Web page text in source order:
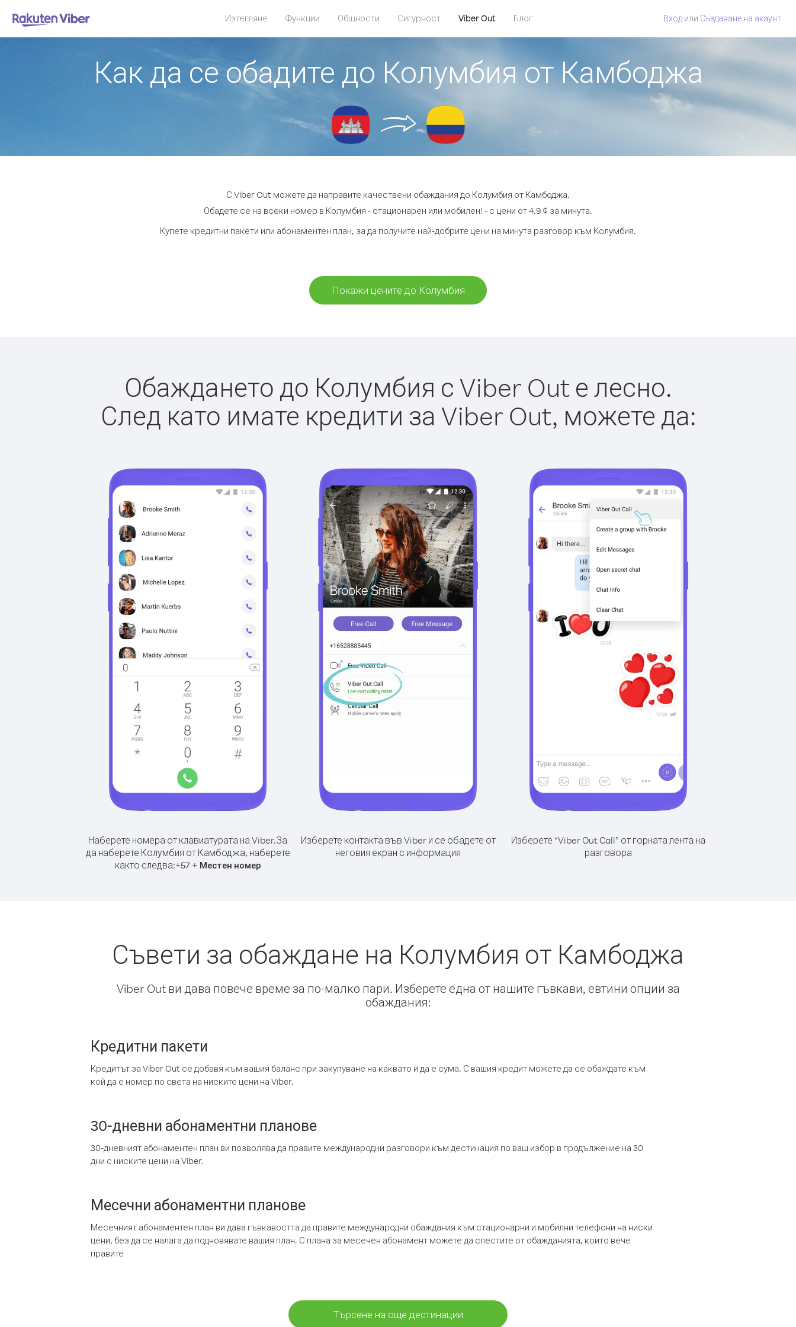
Изтегляне Функции Общности Сигурност Viber Out Блог Вход или Създаване на акаунт
Как да се обадите до Колумбия от Камбоджа
С Viber Out можете да направите качествени обаждания до Колумбия от Камбоджа.
Обадете се на всеки номер в Колумбия - стационарен или мобилен! - с цени от 4.9 ¢ за минута.
Купете кредитни пакети или абонаментен план, за да получите най-добрите цени на минута разговор към Колумбия.
Покажи цените до Колумбия
Обаждането до Колумбия с Viber Out е лесно.
След като имате кредити за Viber Out, можете да:
Наберете номера от клавиатурата на Viber.За
да наберете Колумбия от Камбоджа, наберете
както следва:+57+ Местен номер
Изберете контакта във Viber и се обадете от
неговия екран с информация
Изберете “Viber Out Call” от горната лента на
разговора
Съвети за обаждане на Колумбия от Камбоджа
Viber Out ви дава повече време за по-малко пари. Изберете една от нашите гъвкави, евтини опции за
обаждания:
Кредитни пакети
Кредитът за Viber Out се добавя към вашия баланс при закупуване на каквато и да е сума. С вашия кредит можете да се обаждате към
кой да е номер по света на ниските цени на Viber.
30-дневни абонаментни планове
30-дневният абонаментен план ви позволява да правите международни разговори към дестинация по ваш избор в продължение на 30
дни с ниските цени на Viber.
Месечни абонаментни планове
Месечният абонаментен план ви дава гъвкавостта да правите международни обаждания към стационарни и мобилни телефони на ниски
цени, без да се налага да подновявате вашия план. С плана за месечен абонамент можете да спестите от обажданията, които вече
правите
Търсене на още дестинации